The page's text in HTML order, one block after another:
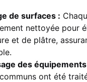
de surfaces :
nettoyée pour
et de plâtre,
des
ont été